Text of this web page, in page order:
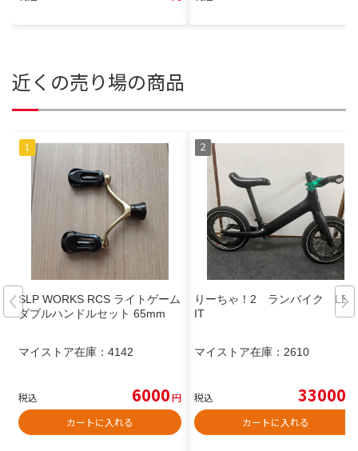
近くの売り場の商品
SLP WORKS RCS ライトゲーム
ダブルハンドルセット 65mm
マイストア在庫： 4142
税込 6000円
カートに入れる
りーちゃ！2 ランバイク LEG
IT
マイストア在庫： 2610
税込 33000
カートに入れる